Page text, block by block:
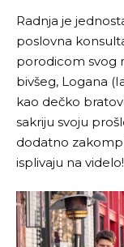
Radnja je
poslovna
porodicom svog
bivšeg, Logana
kao dečko
sakriju svoju
dodatno
isplivaju na videlo!